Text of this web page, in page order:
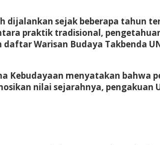
dijalankan sejak beberapa tahun
praktik tradisional,
Warisan Budaya Takbenda
Kebudayaan menyatakan
nilai sejarahnya,